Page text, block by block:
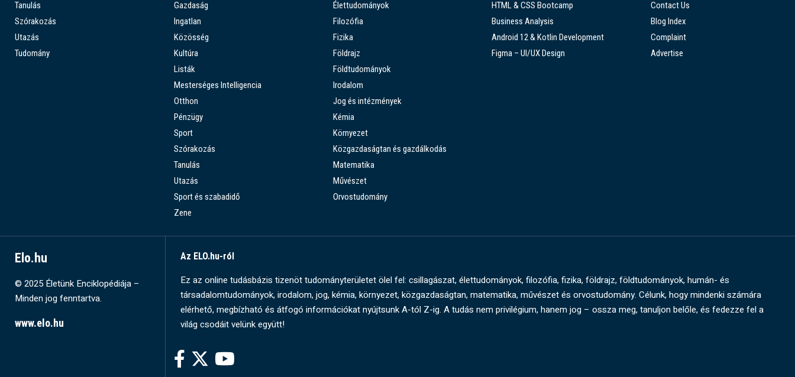
Tanulás
Szórakozás
Utazás
Tudomány
Gazdaság
Ingatlan
Közösség
Kultúra
Listák
Mesterséges Intelligencia
Otthon
Pénzügy
Sport
Szórakozás
Tanulás
Utazás
Sport és szabadidő
Zene
Élettudományok
Filozófia
Fizika
Földrajz
Földtudományok
Irodalom
Jog és intézmények
Kémia
Környezet
Közgazdaságtan és gazdálkodás
Matematika
Művészet
Orvostudomány
HTML & CSS Bootcamp
Business Analysis
Android 12 & Kotlin Development
Figma – UI/UX Design
Contact Us
Blog Index
Complaint
Advertise
Elo.hu
© 2025 Életünk Enciklopédiája –
Minden jog fenntartva.
www.elo.hu
Az ELO.hu-ról
Ez az online tudásbázis tizenöt tudományterületet ölel fel: csillagászat, élettudományok, filozófia, fizika, földrajz, földtudományok, humán- és
társadalomtudományok, irodalom, jog, kémia, környezet, közgazdaságtan, matematika, művészet és orvostudomány. Célunk, hogy mindenki számára
elérhető, megbízható és átfogó információkat nyújtsunk A-tól Z-ig. A tudás nem privilégium, hanem jog – ossza meg, tanuljon belőle, és fedezze fel a
világ csodáit velünk együtt!